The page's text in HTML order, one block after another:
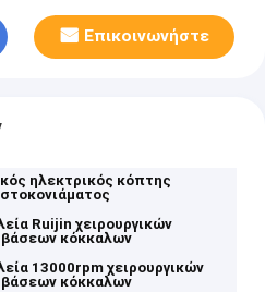
Επικοινωνήστε
ηλεκτρικός κόπτης
Ruijin χειρουργικών
κόκκαλων
13000rpm χειρουργικών
κόκκαλων